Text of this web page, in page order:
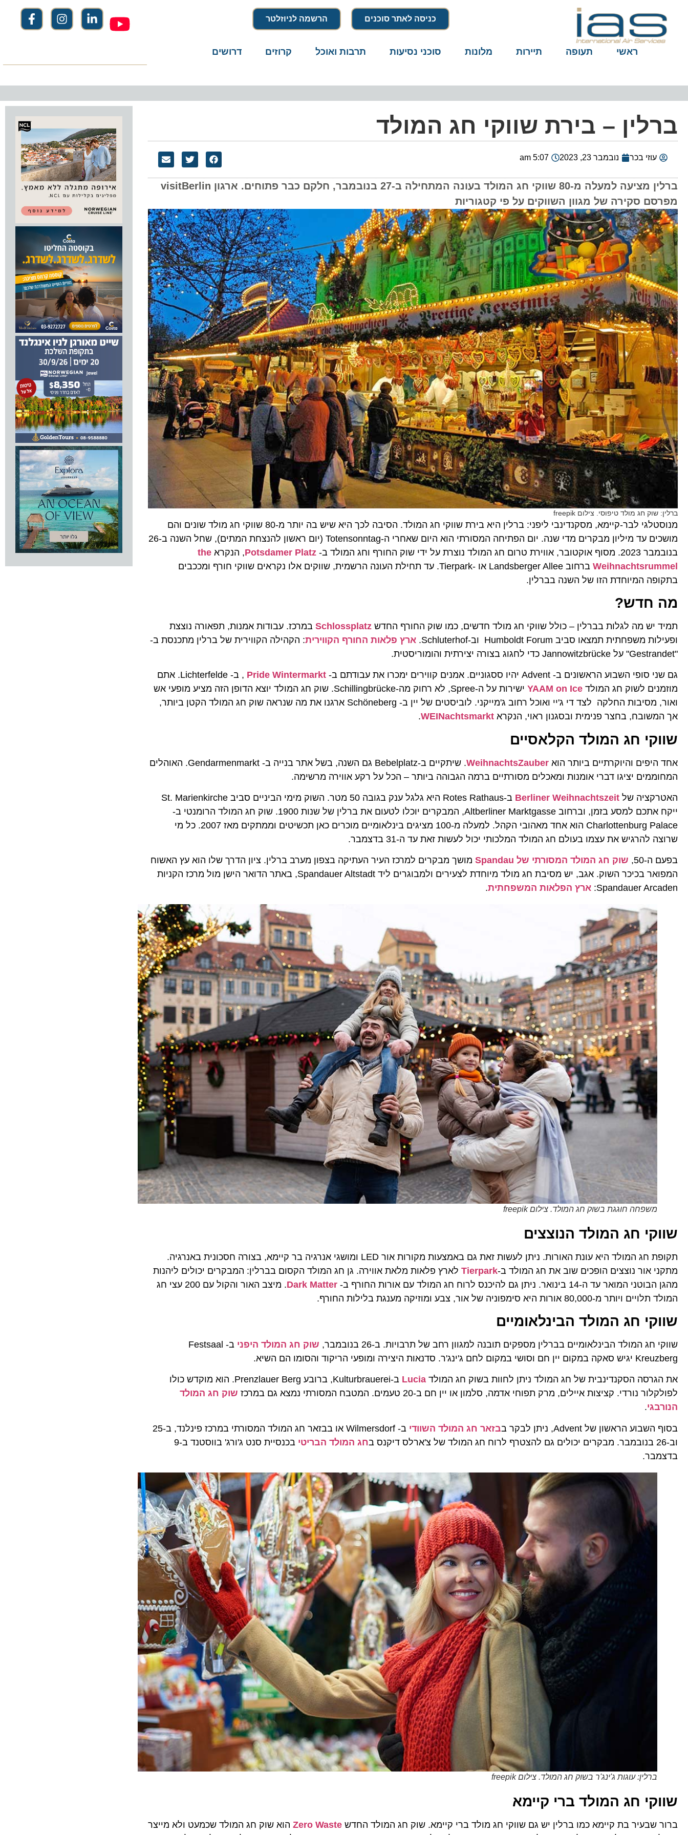
כניסה לאתר סוכנים הרשמה לניוזלטר
ראשי תעופה תיירות מלונות סוכני נסיעות תרבות ואוכל קרוזים דרושים
ברלין – בירת שווקי חג המולד
עוזי בכר נובמבר 23, 2023 5:07 am
ברלין מציעה למעלה מ-80 שווקי חג המולד בעונה המתחילה ב-27 בנובמבר, חלקם כבר פתוחים. ארגון visitBerlin
מפרסם סקירה של מגוון השווקים על פי קטגוריות
ברלין: שוק חג מולד טיפוסי. צילום freepik
מנוסטלגי לבר-קיימא, מסקנדינבי ליפני: ברלין היא בירת שווקי חג המולד. הסיבה לכך היא שיש בה יותר מ-80 שווקי חג מולד שונים והם
מושכים עד מיליון מבקרים מדי שנה. יום הפתיחה המסורתי הוא היום שאחרי ה-Totensonntag (יום ראשון להנצחת המתים), שחל השנה ב-26
בנובמבר 2023. מסוף אוקטובר, אווירת טרום חג המולד נוצרת על ידי שוק החורף וחג המולד ב-
Potsdamer Platz, הנקרא the
Weihnachtsrummel
ברחוב Landsberger Allee או -Tierpark. עד תחילת העונה הרשמית, שווקים אלו נקראים שווקי חורף ומככבים
בתקופה המיוחדת הזו של השנה בברלין.
מה חדש?
תמיד יש מה לגלות בברלין – כולל שווקי חג מולד חדשים, כמו שוק החורף החדש Schlossplatz במרכז. עבודות אמנות, תפאורה נוצצת
ופעילות משפחתית תמצאו סביב Humboldt Forum וב-Schluterhof.
ארץ פלאות החורף הקווירית: הקהילה הקווירית של ברלין מתכנסת ב-
"Gestrandet" על Jannowitzbrücke כדי לחגוג בצורה יצירתית והומוריסטית.
גם שני סופי השבוע הראשונים ב- Advent יהיו ססגוניים. אמנים קווירים ימכרו את עבודתם ב- Pride Wintermarkt
, ב- Lichterfelde. אתם
מוזמנים לשוק חג המולד YAAM on Ice
ישירות על ה-Spree, לא רחוק מה-Schillingbrücke. שוק חג המולד יוצא הדופן הזה מציע מופעי אש
ואור, מסיבות החלקה לצד די ג'יי ואוכל רחוב ג'מייקני. לוביסטים של יין ב- Schöneberg ארגנו את מה שנראה שוק חג המולד הקטן ביותר,
אך המשובח, בחצר פנימית ובסגנון ראוי, הנקרא WEINachtsmarkt
.
שווקי חג המולד הקלאסיים
אחד היפים והיוקרתיים ביותר הוא WeihnachtsZauber
. שיתקיים ב-Bebelplatz גם השנה, בשל אתר בנייה ב- Gendarmenmarkt. האוהלים
המחוממים יציגו דברי אומנות ומאכלים מסורתיים ברמה הגבוהה ביותר – הכל על רקע אווירה מרשימה.
האטרקציה של Berliner Weihnachtszeit
ב-Rotes Rathaus היא גלגל ענק בגובה 50 מטר. השוק מימי הביניים סביב St. Marienkirche
ייקח אתכם למסע בזמן, וברחוב Altberliner Marktgasse, המבקרים יוכלו לטעום את ברלין של שנות 1900. שוק חג המולד הרומנטי ב-
Charlottenburg Palace הוא אחד מאהובי הקהל. למעלה מ-100 מציגים בינלאומיים מוכרים כאן תכשיטים וממתקים מאז 2007. כל מי
שרוצה להרגיש את עצמו בעולם חג המולד המלכותי יכול לעשות זאת עד ה-31 בדצמבר.
בפעם ה-50, שוק חג המולד המסורתי של Spandau
מושך מבקרים למרכז העיר העתיקה בצפון מערב ברלין. ציון הדרך שלו הוא עץ האשוח
המפואר בכיכר השוק. אגב, יש מסיבת חג מולד מיוחדת לצעירים ולמבוגרים ליד Spandauer Altstadt, באתר הדואר הישן מול מרכז הקניות
Spandauer Arcaden: ארץ הפלאות המשפחתית.
משפחה חוגגת בשוק חג המולד. צילום freepik
שווקי חג המולד הנוצצים
תקופת חג המולד היא עונת האורות. ניתן לעשות זאת גם באמצעות מקורות אור LED ומושגי אנרגיה בר קיימא, בצורה חסכונית באנרגיה.
מתקני אור נוצצים הופכים שוב את חג המולד ב-Tierpark לארץ פלאות מלאת אווירה. גן חג המולד הקסום בברלין: המבקרים יכולים ליהנות
מהגן הבוטני המואר עד ה-14 בינואר. ניתן גם להיכנס לרוח חג המולד עם אורות החורף ב-
Dark Matter
. מיצב האור והקול עם 200 עצי חג
המולד תלויים ויותר מ-80,000 אורות היא סימפוניה של אור, צבע ומוזיקה מענגת בלילות החורף.
שווקי חג המולד הבינלאומיים
שווקי חג המולד הבינלאומיים בברלין מספקים תובנה למגוון רחב של תרבויות. ב-26 בנובמבר, שוק חג המולד היפני
ב- Festsaal
Kreuzberg יגיש סאקה במקום יין חם וסושי במקום לחם ג'ינג'ר. סדנאות היצירה ומופעי הריקוד והסומו הם השיא.
את הגרסה הסקנדינבית של חג המולד ניתן לחוות בשוק חג המולד Lucia
ב-Kulturbrauerei, ברובע Prenzlauer Berg. הוא מוקדש כולו
לפולקלור נורדי. קציצות איילים, מרק תפוחי אדמה, סלמון או יין חם ב-20 טעמים. המטבח המסורתי נמצא גם במרכז
שוק חג המולד
הנורבגי.
בסוף השבוע הראשון של Advent, ניתן לבקר ב בזאר חג המולד השוודי
ב- Wilmersdorf או בבזאר חג המולד המסורתי במרכז פינלנד, ב-25
וב-26 בנובמבר. מבקרים יכולים גם להצטרף לרוח חג המולד של צ'ארלס דיקנס ב
חג המולד הבריטי
בכנסיית סנט ג'ורג' בווסטנד ב-9
בדצמבר.
ברלין: עוגות ג'ינג'ר בשוק חג המולד. צילום freepik
שווקי חג המולד ברי קיימא
ברור שבעיר בת קיימא כמו ברלין יש גם שווקי חג מולד ברי קיימא. שוק חג המולד החדש Zero Waste הוא שוק חג המולד שכמעט ולא מייצר